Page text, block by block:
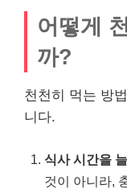
어떻게
까?
천천히 먹는 방
니다.
식사 시간을
것이 아니라,